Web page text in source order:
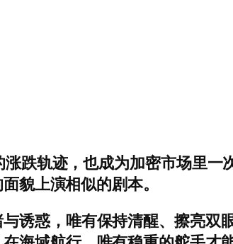
跌轨迹，也成为加密市场里一
貌上演相似的剧本。
诱惑，唯有保持清醒、擦亮双